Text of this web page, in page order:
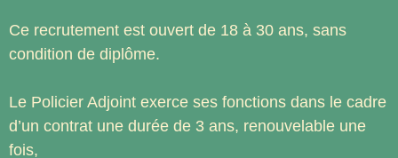
Ce recrutement est ouvert de 18 à 30 ans, sans
condition de diplôme.
Le Policier Adjoint exerce ses fonctions dans le cadre
d’un contrat une durée de 3 ans, renouvelable une
fois,